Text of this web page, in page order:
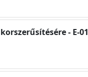
- E-01